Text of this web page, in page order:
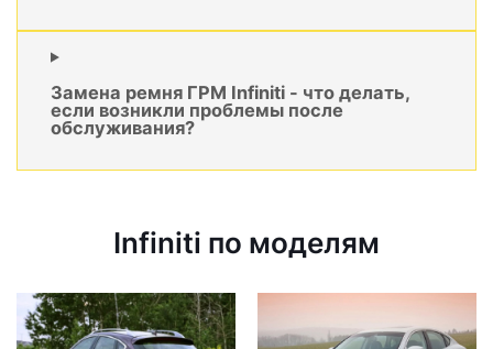
Замена ремня ГРМ Infiniti - что делать,
если возникли проблемы после
обслуживания?
Infiniti по моделям